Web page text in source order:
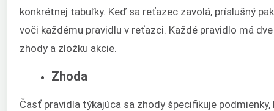
konkrétnej tabuľky. Keď sa reťazec zavolá, príslušný
voči každému pravidlu v reťazci. Každé pravidlo má
zhody a zložku akcie.
Zhoda
Časť pravidla týkajúca sa zhody špecifikuje